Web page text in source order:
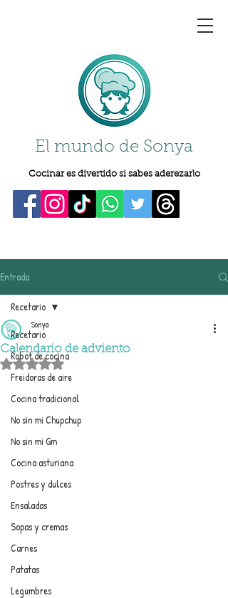
El mundo de Sonya
Cocinar es divertido si sabes aderezarlo
Entrada
Recetario
Robot de cocina
Freidoras de aire
Cocina tradicional
No sin mi Chupchup
No sin mi Gm
Cocina asturiana
Postres y dulces
Ensaladas
Sopas y cremas
Carnes
Patatas
Legumbres
Recetario
Calendario de adviento
Sonya
Obtuvo NaN de 5 estrellas.